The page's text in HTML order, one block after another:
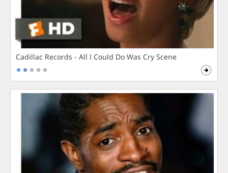
Cadillac Records - All I Could Do Was Cry Scene